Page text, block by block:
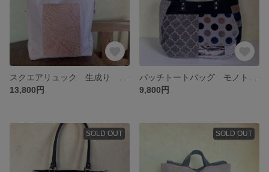
13,800円
9,800円
SOLD OUT SOLD OUT